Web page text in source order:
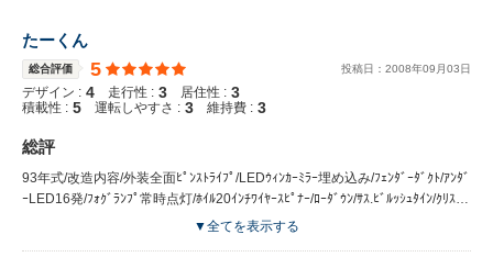
たーくん
総合評価 5 投稿日： 2008年09 月03日
デザイン : 4 走行性 : 3 居住性 : 3
積載性 : 5 運転しやすさ : 3 維持費 : 3
総評
93年式/改造内容/外装全面ﾋﾟﾝｽﾄﾗｲﾌﾟ/LEDｳｨﾝｶｰﾐﾗｰ埋め込み/ﾌｪﾝﾀﾞｰﾀﾞｸﾄ/ｱﾝﾀﾞ
ｰLED16発/ﾌｫｸﾞﾗﾝﾌﾟ常時点灯/ﾎｲﾙ20ｲﾝﾁﾜｲﾔｰｽﾋﾟﾅｰ/ﾛｰﾀﾞｳﾝ/ｻｽ.ﾋﾞﾙｯｼｭﾀｲﾝ/ｸﾘｽﾀﾙ
ﾍｯﾄﾗｲﾄ/HID.8000k/ﾋﾞﾚｯﾄﾎﾟｼﾞｰﾊﾞﾝﾊﾟｰ/室内ﾊﾞｲｻﾞｰﾓﾆﾀｰ8ｲﾝﾁﾜｲﾄﾞ×2/ﾐﾗｰﾓﾆﾀｰ5.8
▼全てを表示する